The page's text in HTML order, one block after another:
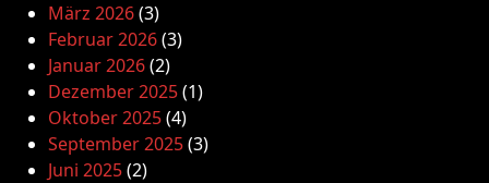
März 2026(3)
Februar 2026(3)
Januar 2026(2)
Dezember 2025(1)
Oktober 2025(4)
September 2025(3)
Juni 2025(2)